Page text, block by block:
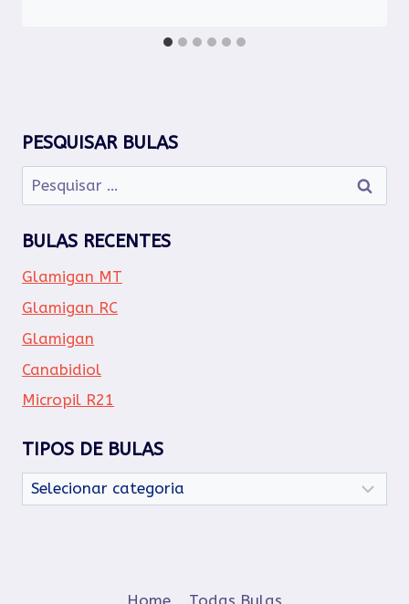
PESQUISAR BULAS
Pesquisar
por:
BULAS RECENTES
Glamigan MT
Glamigan RC
Glamigan
Canabidiol
Micropil R21
TIPOS DE BULAS
Tipos
de
Home Todas Bulas